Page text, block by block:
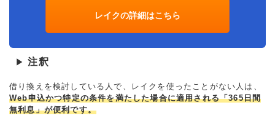
レイクの詳細はこちら
▶ 注釈
借り換えを検討している人で、レイクを使ったことがない人は、
Web申込かつ特定の条件を満たした場合に適用される「365日間
無利息」が便利です。